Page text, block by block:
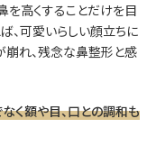
を高くすることだけを目
、可愛いらしい顔立ちに
崩れ、残念な鼻整形と感
く額や目、口との調和も